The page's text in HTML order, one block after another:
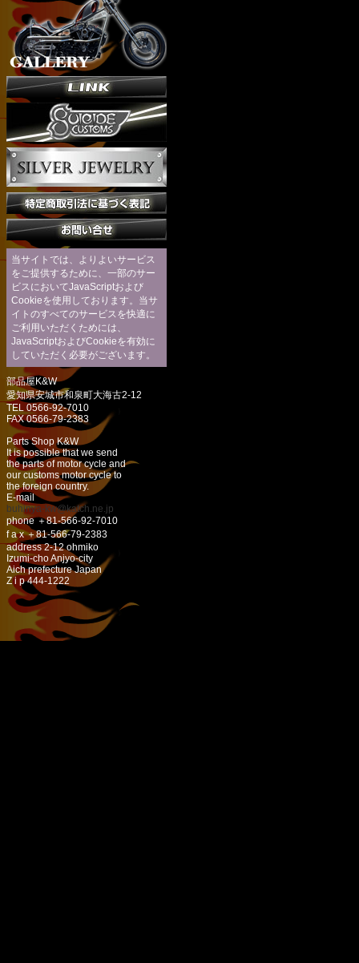
当サイトでは、よりよいサービス
をご提供するために、一部のサー
ビスにおいてJavaScriptおよび
Cookieを使用しております。当サ
イトのすべてのサービスを快適に
ご利用いただくためには、
JavaScriptおよびCookieを有効に
していただく必要がございます。
部品屋K&W
愛知県安城市和泉町大海古2-12
TEL 0566-92-7010
FAX 0566-79-2383
Parts Shop K&W
It is possible that we send
the parts of motor cycle and
our customs motor cycle to
the foreign country.
E-mail
buhinya-kw@katch.ne.jp
phone ＋81-566-92-7010
f a x ＋81-566-79-2383
address 2-12 ohmiko
Izumi-cho Anjyo-city
Aich prefecture Japan
Z i p 444-1222